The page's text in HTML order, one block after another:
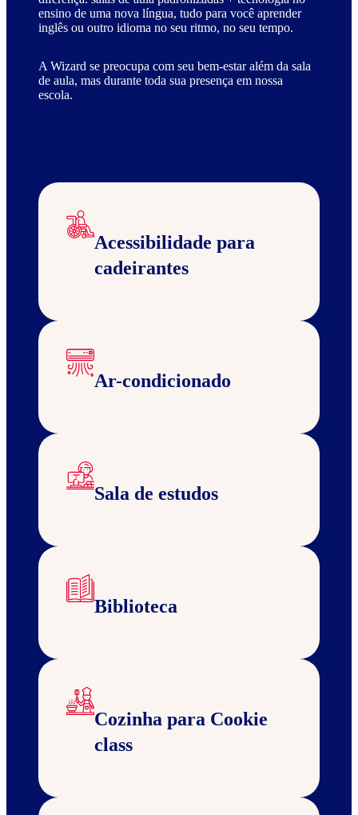
ensino de uma nova língua, tudo para você aprender
inglês ou outro idioma no seu ritmo, no seu tempo.
A Wizard se preocupa com seu bem-estar além da sala
de aula, mas durante toda sua presença em nossa
escola.
Acessibilidade para
cadeirantes
Ar-condicionado
Sala de estudos
Biblioteca
Cozinha para Cookie
class